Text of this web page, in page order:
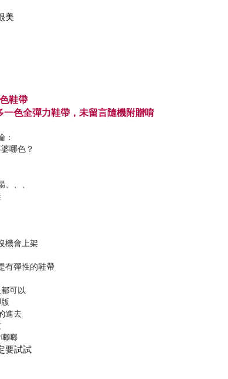
美
鞋帶
色全彈力鞋帶，未留言隨機附贈唷
：
哪色？
、、
機會上架
有彈性的鞋帶
可以
進去
啷
要試試